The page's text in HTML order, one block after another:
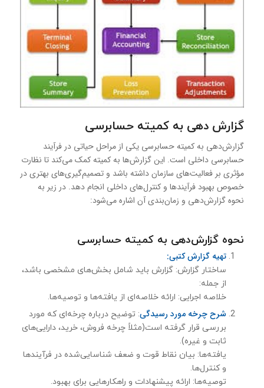
گزارش دهی به کمیته حسابرسی
گزارش‌دهی به کمیته حسابرسی یکی از مراحل حیاتی در فرآیند
حسابرسی داخلی است. این گزارش‌ها به کمیته کمک می‌کند تا نظارت
مؤثری بر فعالیت‌های سازمان داشته باشد و تصمیم‌گیری‌های بهتری در
خصوص بهبود فرآیندها و کنترل‌های داخلی انجام دهد. در زیر به
نحوه گزارش‌دهی و زمان‌بندی آن اشاره می‌شود:
نحوه گزارش‌دهی به کمیته حسابرسی
تهیه گزارش کتبی:
ساختار گزارش: گزارش باید شامل بخش‌های مشخصی باشد،
از جمله:
خلاصه اجرایی: ارائه خلاصه‌ای از یافته‌ها و توصیه‌ها.
شرح چرخه مورد رسیدگی: توضیح درباره چرخه‌ای که مورد
بررسی قرار گرفته است(مثلاً چرخه فروش، خرید، دارایی‌های
ثابت و غیره).
یافته‌ها: بیان نقاط قوت و ضعف شناسایی‌شده در فرآیندها
و کنترل‌ها.
توصیه‌ها: ارائه پیشنهادات و راهکارهایی برای بهبود.